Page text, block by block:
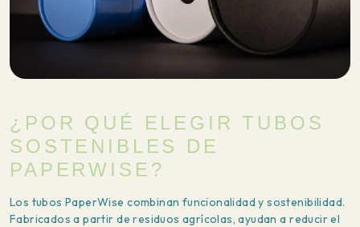
¿POR QUÉ ELEGIR TUBOS
SOSTENIBLES DE
PAPERWISE?
Los tubos PaperWise combinan funcionalidad y sostenibilidad.
Fabricados a partir de residuos agrícolas, ayudan a reducir el